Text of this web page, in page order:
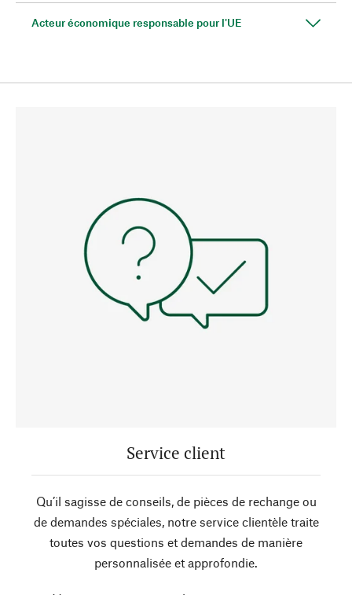
Acteur économique responsable pour l'UE
Service client
Qu’il sagisse de conseils, de pièces de rechange ou
de demandes spéciales, notre service clientèle traite
toutes vos questions et demandes de manière
personnalisée et approfondie.